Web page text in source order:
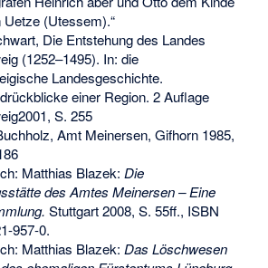
Uetze (Utessem).“
Die Entstehung des Landes
(1252–1495). In: die
Landesgeschichte.
einer Region. 2 Auflage
S. 255
Amt Meinersen, Gifhorn 1985,
Matthias Blazek:Die
des Amtes Meinersen – Eine
Stuttgart 2008, S. 55ff., ISBN
957-0.
Matthias Blazek:Das Löschwesen